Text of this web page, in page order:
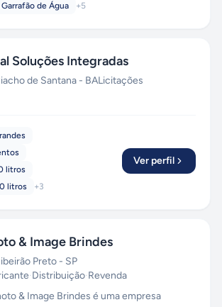
de Água
+5
Soluções Integradas
de Santana - BALicitações
litros
litros
+3
Ver perfil
& Image Brindes
Preto - SP
·Distribuição·Revenda
& Image Brindes é uma empresa